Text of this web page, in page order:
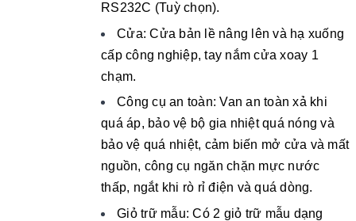
RS232C (Tuỳ chọn).
Cửa: Cửa bản lề nâng lên và hạ xuống
cấp công nghiệp, tay nắm cửa xoay 1
chạm.
Công cụ an toàn: Van an toàn xả khi
quá áp, bảo vệ bộ gia nhiệt quá nóng và
bảo vệ quá nhiệt, cảm biến mở cửa và mất
nguồn, công cụ ngăn chặn mực nước
thấp, ngắt khi rò rỉ điện và quá dòng.
Giỏ trữ mẫu: Có 2 giỏ trữ mẫu dạng